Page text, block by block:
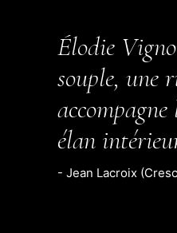
Élodie
souple, une
élan
- Jean Lacroix